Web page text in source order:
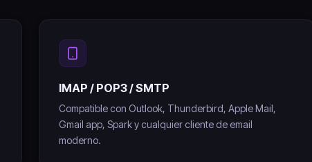
IMAP / POP3 / SMTP
Compatible con Outlook, Thunderbird, Apple Mail,
Gmail app, Spark y cualquier cliente de email
moderno.